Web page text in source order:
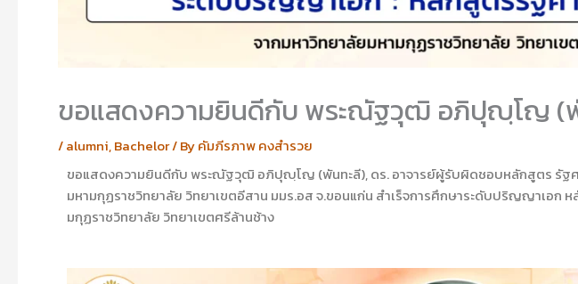
ขอแสดงความยินดีกับ พระณัฐวุฒิ อภิปุญฺโญ (
/alumni,Bachelor/ Byคัมภีรภาพ คงสำรวย
ขอแสดงความยินดีกับ พระณัฐวุฒิ อภิปุญฺโญ (พันทะลี), ดร. อาจารย์ผู้รับผิดชอบหลักสูตร รัฐ
มหามกุฏราชวิทยาลัย วิทยาเขตอีสาน มมร.อส จ.ขอนแก่น สำเร็จการศึกษาระดับปริญญาเอ
มกุฏราชวิทยาลัย วิทยาเขตศรีล้านช้าง